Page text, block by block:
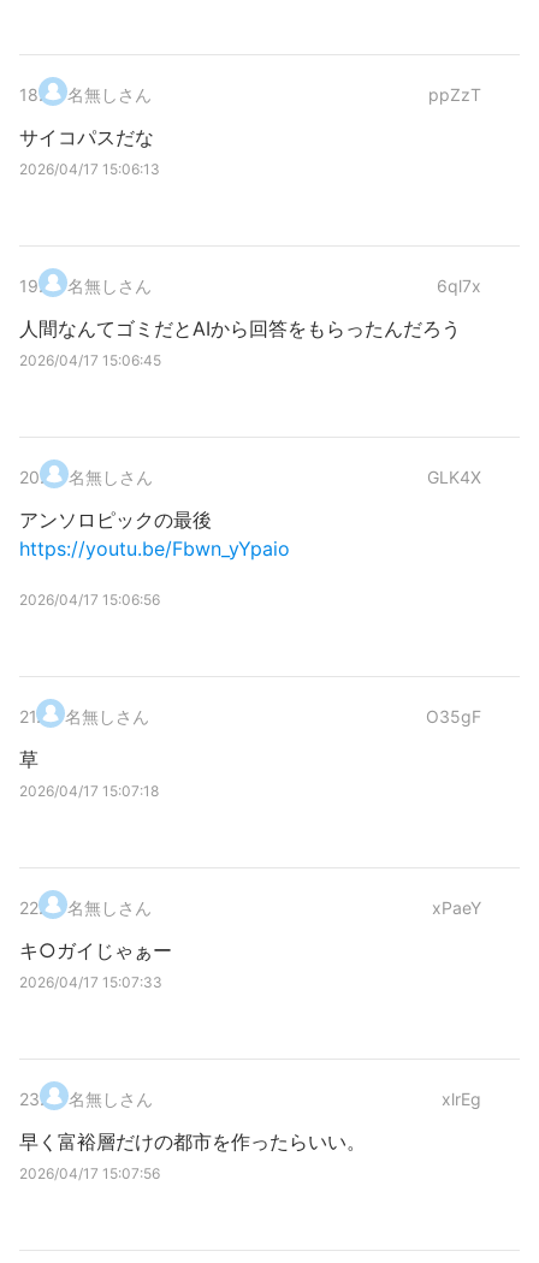
18. 名無しさん ppZzT
サイコパスだな
2026/04/17 15:06:13
19. 名無しさん 6ql7x
人間なんてゴミだとAIから回答をもらったんだろう
2026/04/17 15:06:45
20. 名無しさん GLK4X
アンソロピックの最後
https://youtu.be/Fbwn_yYpaio
2026/04/17 15:06:56
21. 名無しさん O35gF
草
2026/04/17 15:07:18
22. 名無しさん xPaeY
キ○ガイじゃぁー
2026/04/17 15:07:33
23. 名無しさん xlrEg
早く富裕層だけの都市を作ったらいい。
2026/04/17 15:07:56